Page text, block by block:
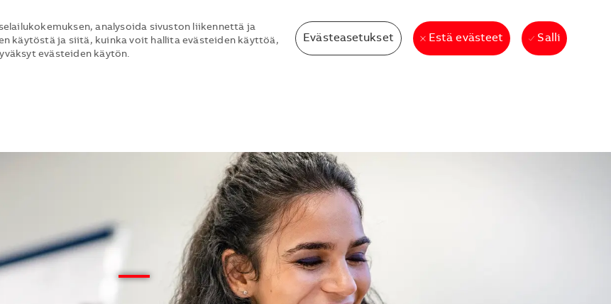
analysoida sivuston liikennettä ja
käytöstä ja siitä, kuinka voit hallita evästeiden käyttöä,
evästeiden käytön.
Evästeasetukset Estä evästeet Salli
—